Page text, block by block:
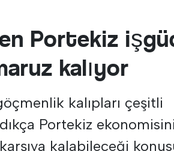
Portekiz
kalıyor
kalıpları çeşitli
Portekiz
kalabileceği